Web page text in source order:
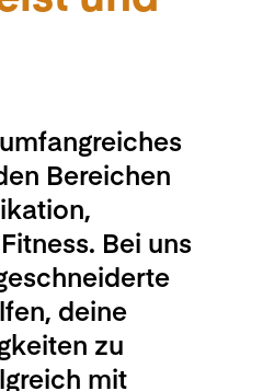
Bereichen
Bei uns
deine
zu
mit